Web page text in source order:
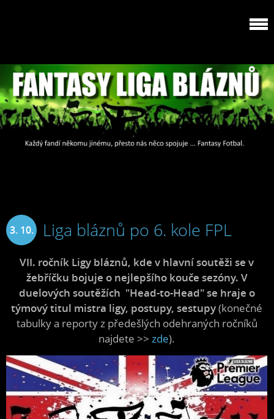
3. 10.
2024
Liga bláznů po 6. kole FPL
VII. ročník Ligy bláznů, kde v hlavní soutěži se v
žebříčku bojuje o nejlepšího kouče sezóny. V
duelových soutěžích "Head-to-Head" se hraje o
týmový titul mistra ligy, postupy, sestupy(konečné
tabulky a reporty z předešlých odehraných ročníků
najdete >> zde).